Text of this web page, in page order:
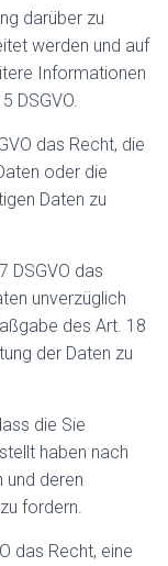
darüber zu
werden und auf
Informationen
DSGVO.
das Recht, die
oder die
Daten zu
DSGVO das
unverzüglich
des Art. 18
der Daten zu
die Sie
haben nach
und deren
fordern.
das Recht, eine